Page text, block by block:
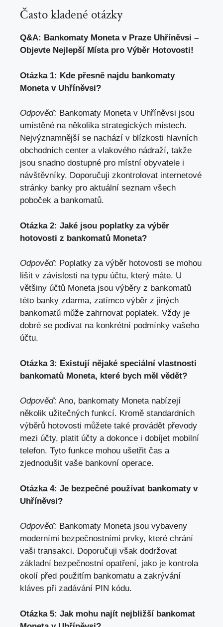
Často kladené otázky
Q&A: Bankomaty Moneta v Praze Uhříněvsi –
Objevte Nejlepší Místa pro Výběr Hotovosti!
Otázka 1: Kde přesně najdu bankomaty
Moneta v Uhříněvsi?
Odpověď: Bankomaty Moneta v Uhříněvsi jsou
umístěné na několika strategických místech.
Nejvýznamnější se nachází v blízkosti hlavních
obchodních center a vlakového nádraží, takže
jsou snadno dostupné pro místní obyvatele i
návštěvníky. Doporučuji zkontrolovat internetové
stránky banky pro aktuální seznam všech
poboček a bankomatů.
Otázka 2: Jaké jsou poplatky za výběr
hotovosti z bankomatů Moneta?
Odpověď: Poplatky za výběr hotovosti se mohou
lišit v závislosti na typu účtu, který máte. U
většiny účtů Moneta jsou výběry z bankomatů
této banky zdarma, zatímco výběr z jiných
bankomatů může zahrnovat poplatek. Vždy je
dobré se podívat na konkrétní podmínky vašeho
účtu.
Otázka 3: Existují nějaké speciální vlastnosti
bankomatů Moneta, které bych měl vědět?
Odpověď: Ano, bankomaty Moneta nabízejí
několik užitečných funkcí. Kromě standardních
výběrů hotovosti můžete také provádět převody
mezi účty, platit účty a dokonce i dobíjet mobilní
telefon. Tyto funkce mohou ušetřit čas a
zjednodušit vaše bankovní operace.
Otázka 4: Je bezpečné používat bankomaty v
Uhříněvsi?
Odpověď: Bankomaty Moneta jsou vybaveny
moderními bezpečnostními prvky, které chrání
vaši transakci. Doporučuji však dodržovat
základní bezpečnostní opatření, jako je kontrola
okolí před použitím bankomatu a zakrývání
kláves při zadávání PIN kódu.
Otázka 5: Jak mohu najít nejbližší bankomat